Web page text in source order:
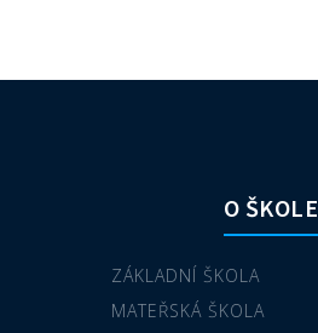
O ŠKOLE
ZÁKLADNÍ ŠKOLA
MATEŘSKÁ ŠKOLA